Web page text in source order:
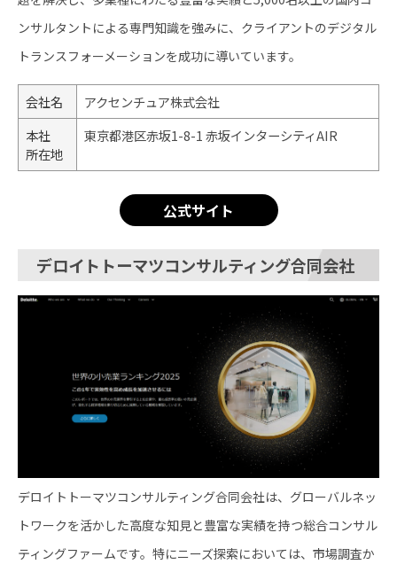
ンサルタントによる専門知識を強みに、クライアントのデジタル
トランスフォーメーションを成功に導いています。
会社名
アクセンチュア株式会社
本社
所在地
東京都港区赤坂1-8-1 赤坂インターシティAIR
公式サイト
デロイトトーマツコンサルティング合同会社
デロイトトーマツコンサルティング合同会社は、グローバルネッ
トワークを活かした高度な知見と豊富な実績を持つ総合コンサル
ティングファームです。特にニーズ探索においては、市場調査か